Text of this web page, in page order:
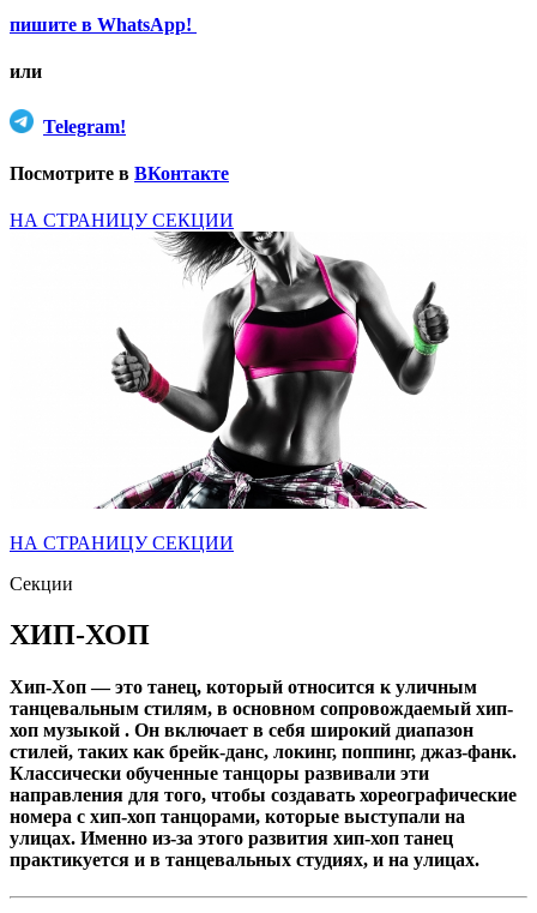
пишите в WhatsApp!
или
Telegram!
Посмотрите в ВКонтакте
НА СТРАНИЦУ СЕКЦИИ
НА СТРАНИЦУ СЕКЦИИ
Секции
ХИП-ХОП
Хип-Хоп— это танец, который относится к уличным
танцевальным стилям, в основном сопровождаемый хип-
хоп музыкой . Он включает в себя широкий диапазон
стилей, таких как брейк-данс, локинг, поппинг, джаз-фанк.
Классически обученные танцоры развивали эти
направления для того, чтобы создавать хореографические
номера с хип-хоп танцорами, которые выступали на
улицах. Именно из-за этого развития хип-хоп танец
практикуется и в танцевальных студиях, и на улицах.